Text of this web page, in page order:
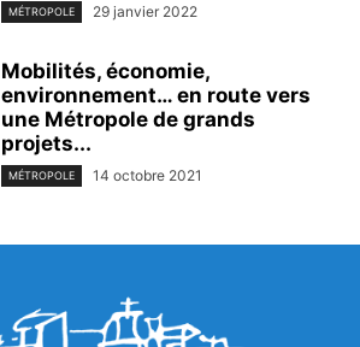
MÉTROPOLE 29 janvier 2022
Mobilités, économie,
environnement… en route vers
une Métropole de grands
projets...
MÉTROPOLE 14 octobre 2021